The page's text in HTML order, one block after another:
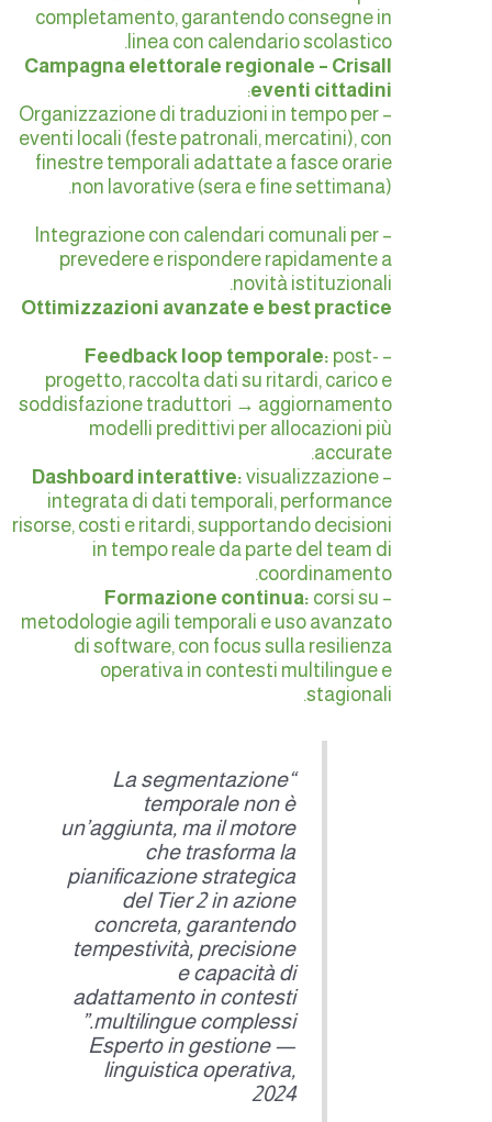
completamento, garantendo consegne in
linea con calendario scolastico.
Campagna elettorale regionale – Crisall
eventi cittadini
:
– Organizzazione di traduzioni in tempo per
eventi locali (feste patronali, mercatini), con
finestre temporali adattate a fasce orarie
non lavorative (sera e fine settimana).
– Integrazione con calendari comunali per
prevedere e rispondere rapidamente a
novità istituzionali.
Ottimizzazioni avanzate e best practice
–
Feedback loop temporale: post-
progetto, raccolta dati su ritardi, carico e
soddisfazione traduttori → aggiornamento
modelli predittivi per allocazioni più
accurate.
–
Dashboard interattive: visualizzazione
integrata di dati temporali, performance
risorse, costi e ritardi, supportando decisioni
in tempo reale da parte del team di
coordinamento.
–
Formazione continua: corsi su
metodologie agili temporali e uso avanzato
di software, con focus sulla resilienza
operativa in contesti multilingue e
stagionali.
“La segmentazione
temporale non è
un’aggiunta, ma il motore
che trasforma la
pianificazione strategica
del Tier 2 in azione
concreta, garantendo
tempestività, precisione
e capacità di
adattamento in contesti
multilingue complessi.”
— Esperto in gestione
linguistica operativa,
2024